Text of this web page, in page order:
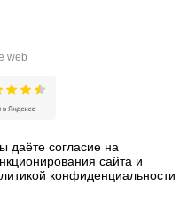
web
даёте согласие на
сайта и
конфиденциальности